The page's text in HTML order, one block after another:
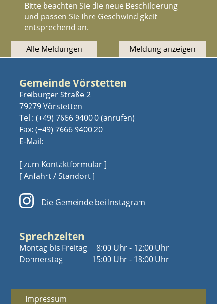
Bitte beachten Sie die neue Beschilderung
und passen Sie Ihre Geschwindigkeit
entsprechend an.
Alle Meldungen Meldung anzeigen
Gemeinde Vörstetten
Freiburger Straße 2
79279 Vörstetten
Tel.: (+49) 7666 9400 0
Fax: (+49) 7666 9400 20
E-Mail:
[ zum Kontaktformular ]
[ Anfahrt / Standort ]
Die Gemeinde bei Instagram
Sprechzeiten
Montag bis Freitag
Donnerstag
8:00 Uhr - 12:00 Uhr
15:00 Uhr - 18:00 Uhr
Impressum